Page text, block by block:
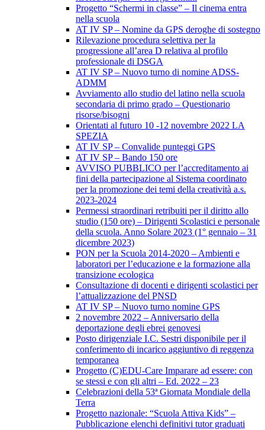
Progetto “Schermi in classe” – Il cinema entra
nella scuola
AT IV SP – Nomine da GPS deroghe di sostegno
Rilevazione procedura selettiva per la
progressione all’area D relativa al profilo
professionale di DSGA
AT IV SP – Nuovo turno di nomine ADSS-
ADMM
Avviamento allo studio del latino nella scuola
secondaria di primo grado – Questionario
risorse/bisogni
Orientati al futuro 10 -12 novembre 2022 LA
SPEZIA
AT IV SP – Convalide punteggi GPS
AT IV SP – Bando 150 ore
AVVISO PUBBLICO per l’accreditamento ai
fini della partecipazione al Sistema coordinato
per la promozione dei temi della creatività a.s.
2023-2024
Permessi straordinari retribuiti per il diritto allo
studio (150 ore) – Dirigenti Scolastici e personale
della scuola. Anno Solare 2023 (1° gennaio – 31
dicembre 2023)
PON per la Scuola 2014-2020 – Ambienti e
laboratori per l’educazione e la formazione alla
transizione ecologica
Consultazione di docenti e dirigenti scolastici per
l’attualizzazione del PNSD
AT IV SP – Nuovo turno nomine GPS
2 novembre 2022 – Anniversario della
deportazione degli ebrei genovesi
Posto dirigenziale I.C. Sestri disponibile per il
conferimento di incarico aggiuntivo di reggenza
temporanea
Progetto (C)EDU-Care Imparare ad essere: con
se stessi e con gli altri – Ed. 2022 – 23
Celebrazioni della 53ª Giornata Mondiale della
Terra
Progetto nazionale: “Scuola Attiva Kids” –
Pubblicazione elenchi definitivi tutor graduati